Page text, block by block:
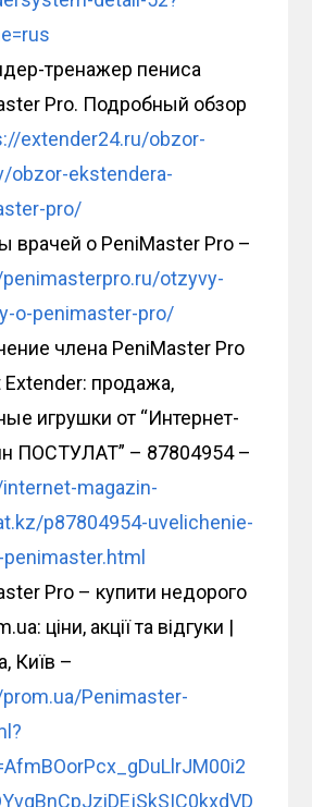
тренажер пениса
Pro. Подробный обзор
extender24.ru/obzor-
obzor-ekstendera-
pro/
врачей о PeniMaster Pro –
otzyvy-
o-penimaster-pro/
члена PeniMaster Pro
Extender: продажа,
игрушки от “Интернет-
ПОСТУЛАТ” – 87804954 –
magazin-
p87804954-uvelichenie-
Pro – купити недорого
ціни, акції та відгуки |
Київ –
Penimaster-